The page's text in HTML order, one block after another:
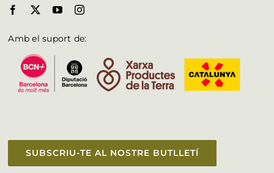
Amb el suport de:
SUBSCRIU-TE AL NOSTRE BUTLLETÍ